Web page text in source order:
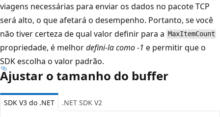
viagens necessárias para enviar os dados no pacote TCP
será alto, o que afetará o desempenho. Portanto, se você
não tiver certeza de qual valor definir para a MaxItemCount
propriedade, é melhordefini-la como -1 e permitir que o
SDK escolha o valor padrão.
Ajustar o tamanho do buffer
SDK V3 do .NET .NET SDK V2